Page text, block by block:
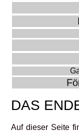
DAS
Auf dieser Seite